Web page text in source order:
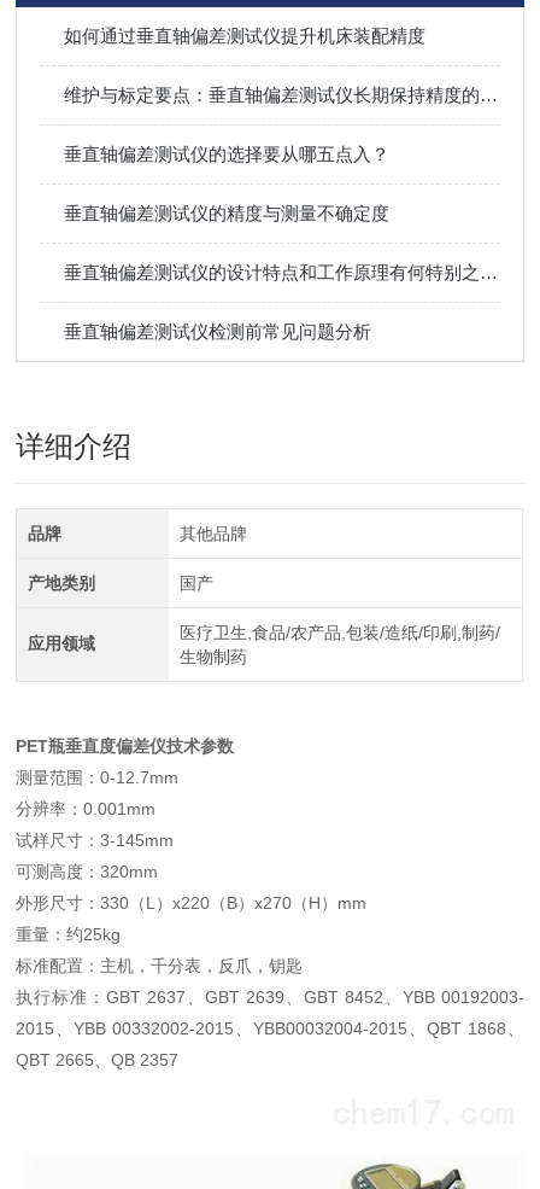
如何通过垂直轴偏差测试仪提升机床装配精度
维护与标定要点：垂直轴偏差测试仪长期保持精度的管理方法​
垂直轴偏差测试仪的选择要从哪五点入？
垂直轴偏差测试仪的精度与测量不确定度
垂直轴偏差测试仪的设计特点和工作原理有何特别之处？
垂直轴偏差测试仪检测前常见问题分析
详细介绍
品牌 其他品牌
产地类别 国产
应用领域
医疗卫生,食品/农产品,包装/造纸/印刷,制药/
生物制药
PET瓶垂直度偏差仪技术参数
测量范围：0-12.7mm
分辨率：0.001mm
试样尺寸：3-145mm
可测高度：320mm
外形尺寸：330（L）x220（B）x270（H）mm
重量：约25kg
标准配置：主机，千分表，反爪，钥匙
执行标准：GBT 2637、GBT 2639、GBT 8452、YBB 00192003-
2015、YBB 00332002-2015、YBB00032004-2015、QBT 1868、
QBT 2665、QB 2357